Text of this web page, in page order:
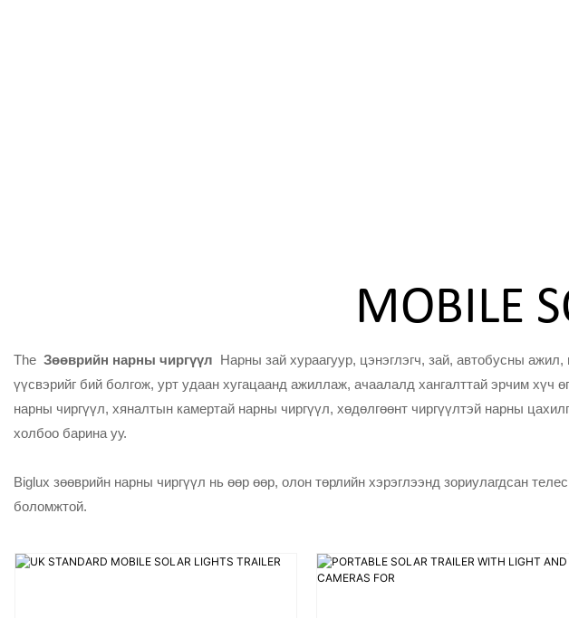
MOBILE
The Зөөврийн нарны чиргүүл Нарны зай хураагуур, цэнэглэгч, зай, автобусны ажил,
үүсвэрийг бий болгож, урт удаан хугацаанд ажиллаж, ачаалалд хангалттай эрчим хүч
нарны чиргүүл, хяналтын камертай нарны чиргүүл, хөдөлгөөнт чиргүүлтэй нарны
холбоо барина уу.
Biglux зөөврийн нарны чиргүүл нь өөр өөр, олон төрлийн хэрэглээнд зориулагдсан
боломжтой.